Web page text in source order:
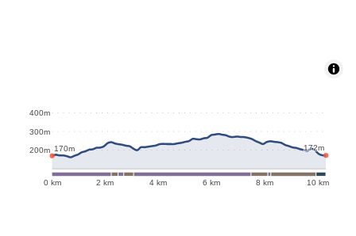
0 km 2 km 4 km 6 km 8 km 10 km
200m
300m
400m
170m 172m